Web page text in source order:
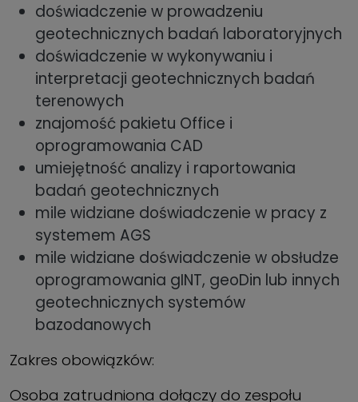
doświadczenie w prowadzeniu
geotechnicznych badań laboratoryjnych
doświadczenie w wykonywaniu i
interpretacji geotechnicznych badań
terenowych
znajomość pakietu Office i
oprogramowania CAD
umiejętność analizy i raportowania
badań geotechnicznych
mile widziane doświadczenie w pracy z
systemem AGS
mile widziane doświadczenie w obsłudze
oprogramowania gINT, geoDin lub innych
geotechnicznych systemów
bazodanowych
Zakres obowiązków:
Osoba zatrudniona dołączy do zespołu